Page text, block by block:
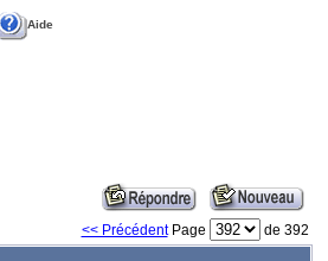
Aide
<< PrécédentPage
de 392